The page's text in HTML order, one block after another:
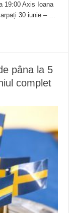
19:00 Axis Ioana
30 iunie – …
pâna la 5
complet